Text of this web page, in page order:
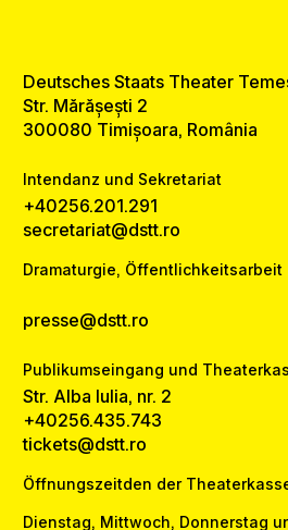
Deutsches Staats Theater
Str. Mărășești 2
300080 Timișoara, România
Intendanz und Sekretariat
+40256.201.291
secretariat@dstt.ro
Dramaturgie, Öffentlichkeitsarbeit
presse@dstt.ro
Publikumseingang und
Str. Alba Iulia, nr. 2
+40256.435.743
tickets@dstt.ro
Öffnungszeitden der
Dienstag, Mittwoch, Donnerstag